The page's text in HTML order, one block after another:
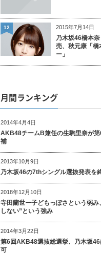
2015年7月14日
乃木坂46橋本
売、秋元康「橋
ー」
12
月間ランキング
2014年4月4日
AKB48チームB兼任の生駒里奈が
補
2013年10月9日
乃木坂46の7thシングル選抜発表を
2018年12月10日
寺田蘭世ー子どもっぽさという弱
しない”という強み
2014年3月22日
第6回AKB48選抜総選挙、乃木坂
可